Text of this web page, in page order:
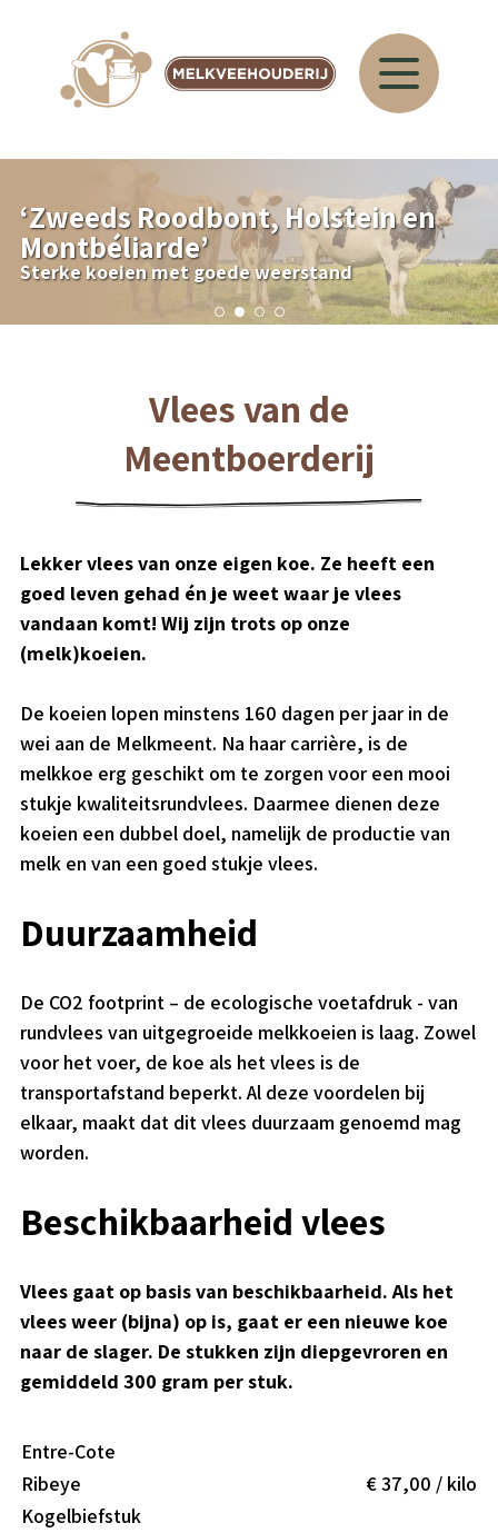
‘Zweeds Roodbont, Holstein en
Montbéliarde’
Sterke koeien met goede weerstand
Vlees van de
Meentboerderij
Lekker vlees van onze eigen koe. Ze heeft een
goed leven gehad én je weet waar je vlees
vandaan komt! Wij zijn trots op onze
(melk)koeien.
De koeien lopen minstens 160 dagen per jaar in de
wei aan de Melkmeent. Na haar carrière, is de
melkkoe erg geschikt om te zorgen voor een mooi
stukje kwaliteitsrundvlees. Daarmee dienen deze
koeien een dubbel doel, namelijk de productie van
melk en van een goed stukje vlees.
Duurzaamheid
De CO2 footprint – de ecologische voetafdruk - van
rundvlees van uitgegroeide melkkoeien is laag. Zowel
voor het voer, de koe als het vlees is de
transportafstand beperkt. Al deze voordelen bij
elkaar, maakt dat dit vlees duurzaam genoemd mag
worden.
Beschikbaarheid vlees
Vlees gaat op basis van beschikbaarheid. Als het
vlees weer (bijna) op is, gaat er een nieuwe koe
naar de slager. De stukken zijn diepgevroren en
gemiddeld 300 gram per stuk.
Entre-Cote
Ribeye
€ 37,00 / kilo
Kogelbiefstuk